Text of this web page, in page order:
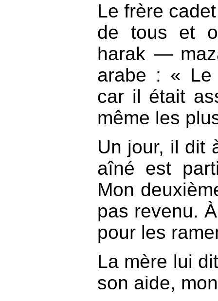
Le frère
de tous et
harak —
arabe : « Le
car il était
même les
Un jour, il dit
aîné est
Mon
pas revenu.
pour les
La mère lui
son aide,